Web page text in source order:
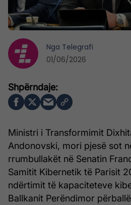
Ministri i Transformimit
Andonovski, mori pjesë sot
rrumbullakët në Senatin
Samitit Kibernetik të Parisit
ndërtimit të kapaciteteve
Ballkanit Perëndimor
Nga Telegrafi
01/06/2026